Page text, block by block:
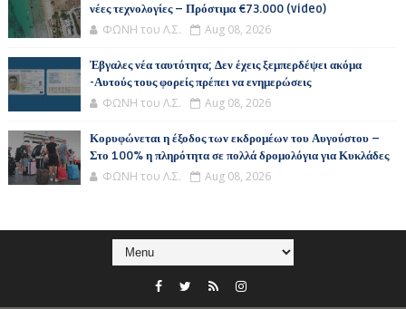
νέες τεχνολογίες – Πρόστιμα €73.000 (video)
ΦΩΝΗ του Λ.Σ. Aug 08, 2026
Έβγαλες νέα ταυτότητα; Δεν έχεις ξεμπερδέψει ακόμα
-Αυτούς τους φορείς πρέπει να ενημερώσεις
ΦΩΝΗ του Λ.Σ. Aug 08, 2026
Κορυφώνεται η έξοδος των εκδρομέων του Αυγούστου –
Στο 100% η πληρότητα σε πολλά δρομολόγια για Κυκλάδες
ΦΩΝΗ του Λ.Σ. Aug 08, 2026